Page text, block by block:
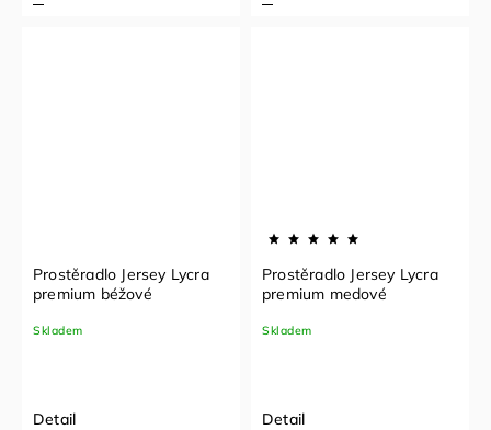
Prostěradlo Jersey Lycra
premium béžové
Skladem
Detail
Prostěradlo Jersey Lycra
premium medové
Skladem
Detail